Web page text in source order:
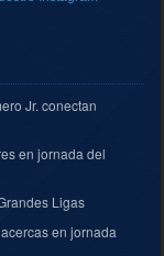
Jr. conectan
en jornada del
Ligas
en jornada